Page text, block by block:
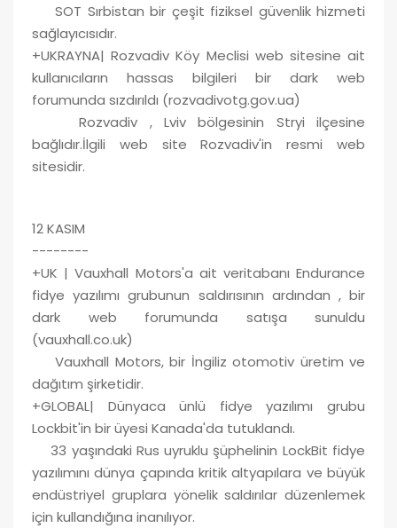
SOT Sırbistan bir çeşit fiziksel güvenlik hizmeti
sağlayıcısıdır.
+UKRAYNA| Rozvadiv Köy Meclisi web sitesine ait
kullanıcıların hassas bilgileri bir dark web
forumunda sızdırıldı (rozvadivotg.gov.ua)
Rozvadiv , Lviv bölgesinin Stryi ilçesine
bağlıdır.İlgili web site Rozvadiv'in resmi web
sitesidir.
12 KASIM
--------
+UK | Vauxhall Motors'a ait veritabanı Endurance
fidye yazılımı grubunun saldırısının ardından , bir
dark web forumunda satışa sunuldu
(vauxhall.co.uk)
Vauxhall Motors, bir İngiliz otomotiv üretim ve
dağıtım şirketidir.
+GLOBAL| Dünyaca ünlü fidye yazılımı grubu
Lockbit'in bir üyesi Kanada'da tutuklandı.
33 yaşındaki Rus uyruklu şüphelinin LockBit fidye
yazılımını dünya çapında kritik altyapılara ve büyük
endüstriyel gruplara yönelik saldırılar düzenlemek
için kullandığına inanılıyor.